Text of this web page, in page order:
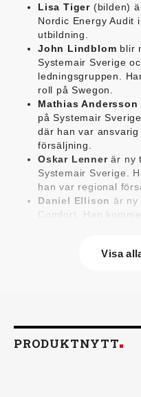
Lisa Tiger (bilden)
Nordic Energy Audit
utbildning.
John Lindblom blir
Systemair Sverige
ledningsgruppen.
roll på Swegon.
Mathias Andersson
på Systemair
där han var
försäljning.
Oskar Lennerär ny
Systemair Sverige.
han var regional
Daniel Ellison är ny
Comfort. Han
var försäljningschef
Anastasia
Visa
PRODUKTNYTT